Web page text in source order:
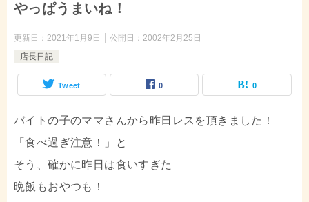
やっぱうまいね！
更新日： 2021年1月9日 公開日： 2002年2月25日
店長日記
Tweet 0 0
バイトの子のママさんから昨日レスを頂きました！
「食べ過ぎ注意！」と
そう、確かに昨日は食いすぎた
晩飯もおやつも！